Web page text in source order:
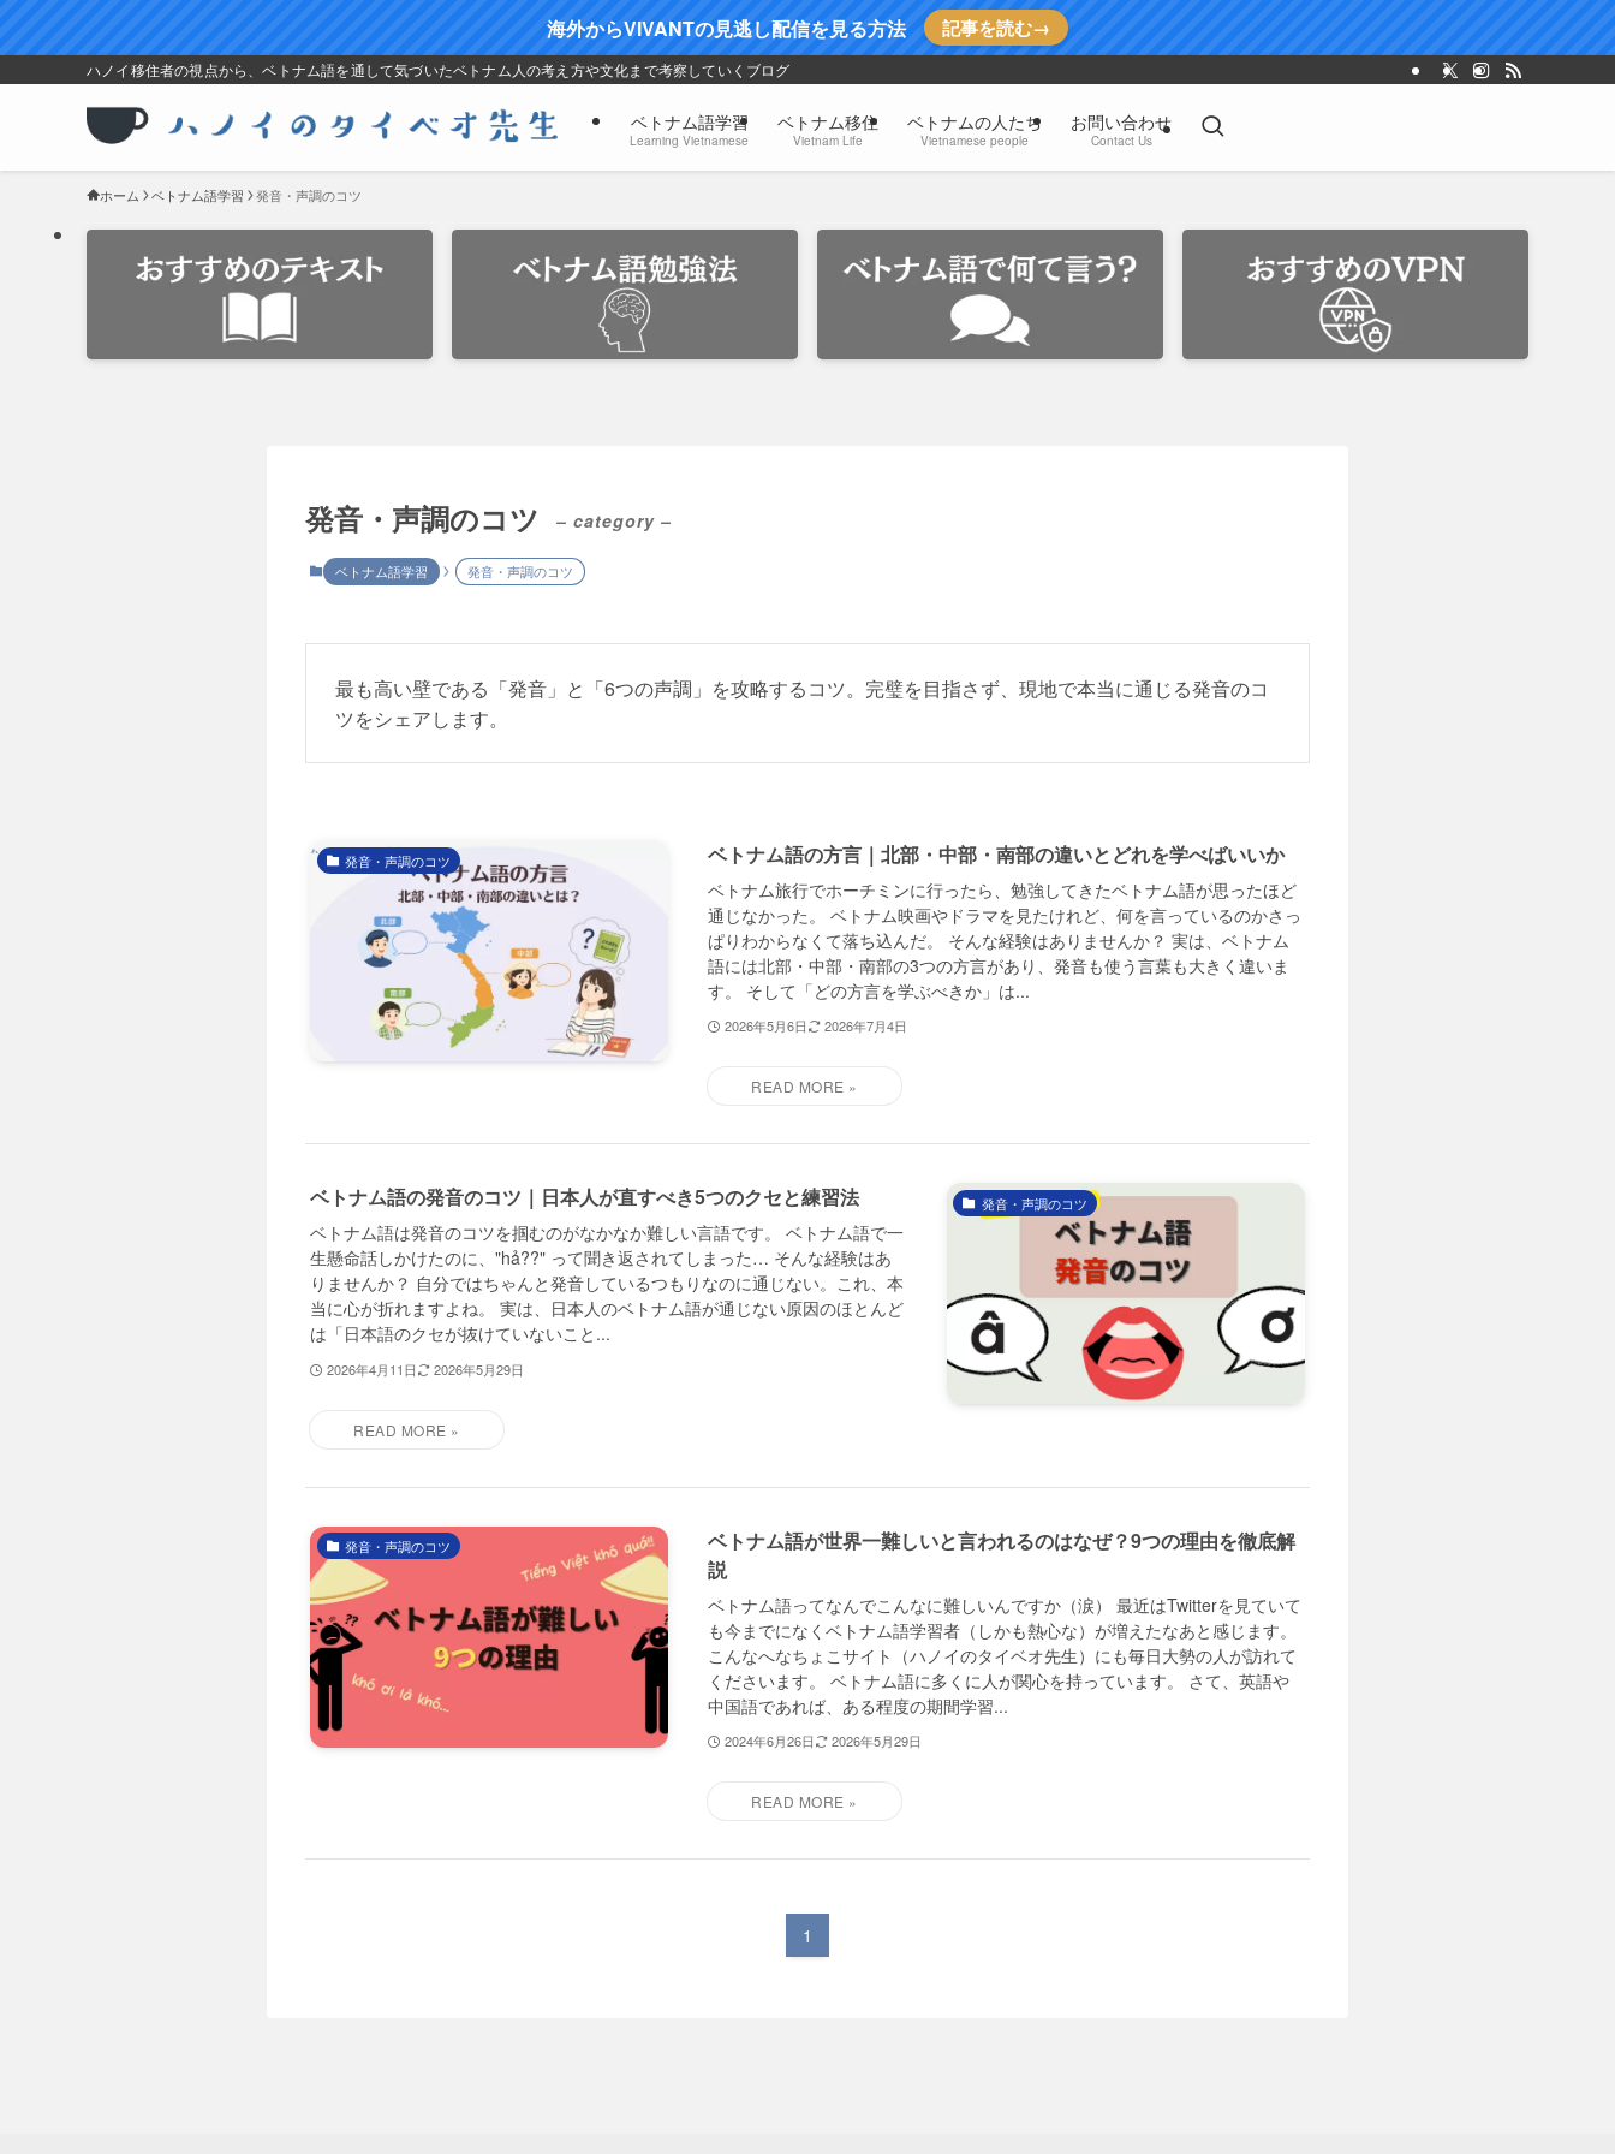
海外からVIVANTの見逃し配信を見る方法 記事を読む→
ハノイ移住者の視点から、ベトナム語を通して気づいたベトナム人の考え方や文化まで考察していくブログ
ベトナム語学習
Learning Vietnamese
ベトナム移住
Vietnam Life
ベトナムの人たち
Vietnamese people
お問い合わせ
Contact Us
ホーム ベトナム語学習 発音・声調のコツ
発音・声調のコツ – category –
ベトナム語学習 発音・声調のコツ
最も高い壁である「発音」と「6つの声調」を攻略するコツ。完璧を目指さず、現地で本当に通じる発音のコ
ツをシェアします。
発音・声調のコツ ベトナム語の方言｜北部・中部・南部の違いとどれを学べばいいか
ベトナム旅行でホーチミンに行ったら、勉強してきたベトナム語が思ったほど
通じなかった。 ベトナム映画やドラマを見たけれど、何を言っているのかさっ
ぱりわからなくて落ち込んだ。 そんな経験はありませんか？ 実は、ベトナム
語には北部・中部・南部の3つの方言があり、発音も使う言葉も大きく違いま
す。 そして「どの方言を学ぶべきか」は...
2026年5月6日 2026年7月4日
発音・声調のコツ
ベトナム語の発音のコツ｜日本人が直すべき5つのクセと練習法
ベトナム語は発音のコツを掴むのがなかなか難しい言語です。 ベトナム語で一
生懸命話しかけたのに、"hả??" って聞き返されてしまった… そんな経験はあ
りませんか？ 自分ではちゃんと発音しているつもりなのに通じない。これ、本
当に心が折れますよね。 実は、日本人のベトナム語が通じない原因のほとんど
は「日本語のクセが抜けていないこと...
2026年4月11日 2026年5月29日
発音・声調のコツ
ベトナム語が世界一難しいと言われるのはなぜ？9つの理由を徹底解
説
ベトナム語ってなんでこんなに難しいんですか（涙） 最近はTwitterを見ていて
も今までになくベトナム語学習者（しかも熱心な）が増えたなあと感じます。
こんなへなちょこサイト（ハノイのタイベオ先生）にも毎日大勢の人が訪れて
くださいます。 ベトナム語に多くに人が関心を持っています。 さて、英語や
中国語であれば、ある程度の期間学習...
2024年6月26日 2026年5月29日
1